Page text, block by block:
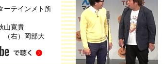
ーテインメト所
山寛貴
（右）岡部大